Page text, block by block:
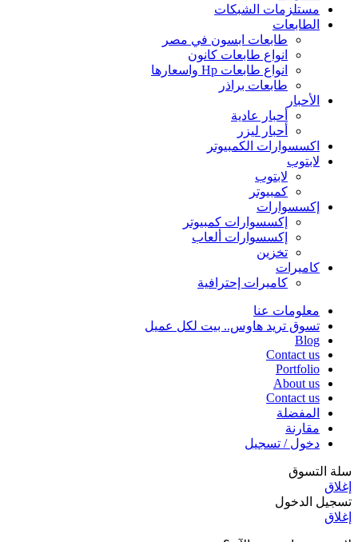
مستلزمات الشبكات
الطابعات
طابعات ابسون في مصر
انواع طابعات كانون
انواع طابعات Hp واسعارها
طابعات براذر
الأحبار
أحبار عادية
أحبار ليزر
اكسسوارات الكمبيوتر
لابتوب
لابتوب
كمبيوتر
إكسسوارات
إكسسوارات كمبيوتر
إكسسوارات ألعاب
تخزين
كاميرات
كاميرات إحترافية
معلومات عنا
تسوق تريد هاوس.. بيت لكل عميل
Blog
Contact us
Portfolio
About us
Contact us
المفضلة
مقارنة
دخول / تسجيل
سلة التسوق
إغلاق
تسجيل الدخول
إغلاق